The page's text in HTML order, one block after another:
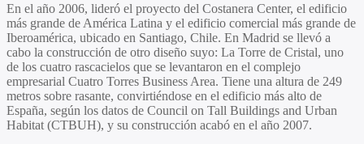
En el año 2006, lideró el proyecto del Costanera Center, el edificio
más grande de América Latina y el edificio comercial más grande de
Iberoamérica, ubicado en Santiago, Chile. En Madrid se llevó a
cabo la construcción de otro diseño suyo: La Torre de Cristal, uno
de los cuatro rascacielos que se levantaron en el complejo
empresarial Cuatro Torres Business Area. Tiene una altura de 249
metros sobre rasante, convirtiéndose en el edificio más alto de
España, según los datos de Council on Tall Buildings and Urban
Habitat (CTBUH), y su construcción acabó en el año 2007.